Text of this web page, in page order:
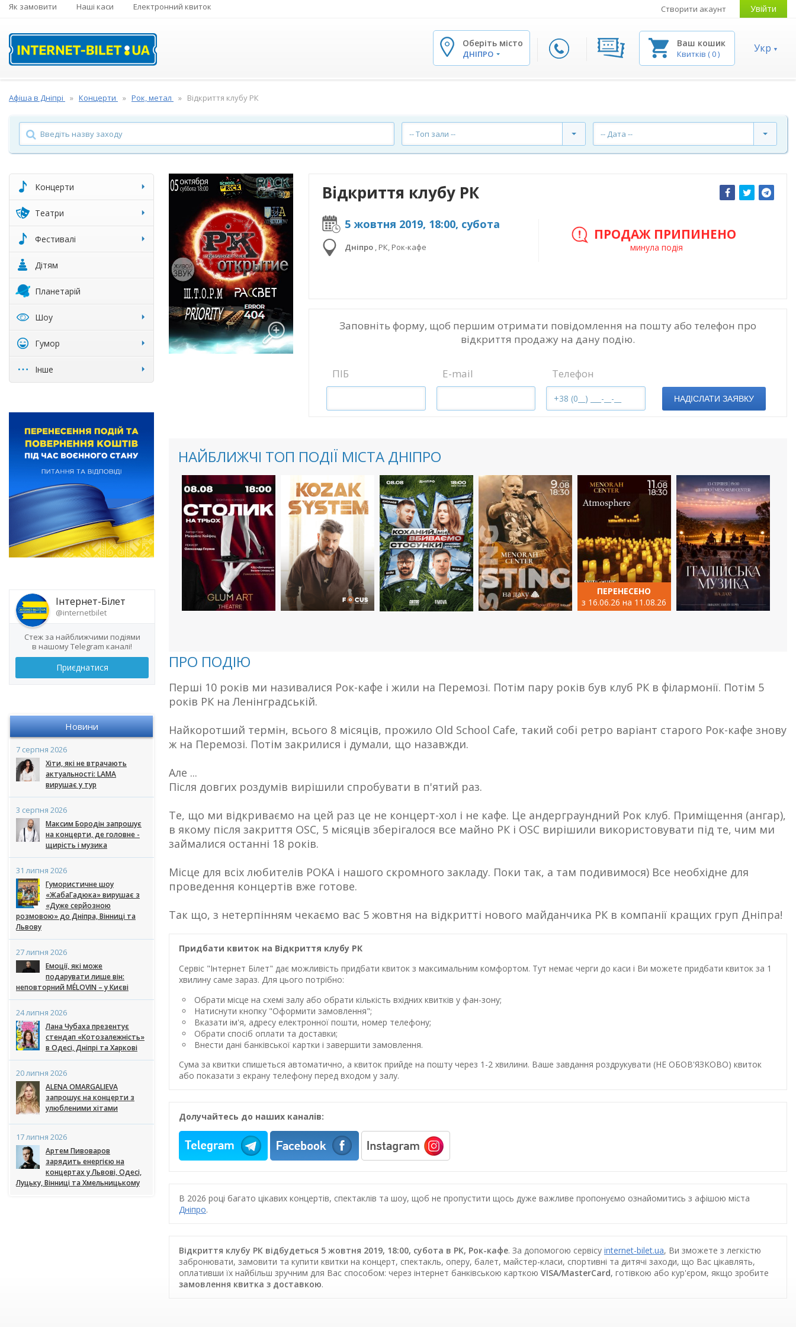
Як замовити Наші каси Електронний квиток Створити акаунт Увійти
Оберіть місто
ДНІПРО
Ваш кошик
Квитків (0) Укр
Афіша в Дніпрі Концерти Рок, метал Відкриття клубу РК
-- Топ зали -- -- Дата --
Концерти
Театри
Фестивалі
Дітям
Планетарій
Шоу
Гумор
Інше
Інтернет-Білет
@internetbilet
Стеж за найближчими подіями
в нашому Telegram каналі!
Приєднатися
Новини
7 серпня 2026
Хіти, які не втрачають
актуальності: LAMA
вирушає у тур
3 серпня 2026
Максим Бородін запрошує
на концерти, де головне -
щирість і музика
31 липня 2026
Гумористичне шоу
«ЖабаГадюка» вирушає з
«Дуже серйозною
розмовою» до Дніпра, Вінниці та
Львову
27 липня 2026
Емоції, які може
подарувати лише він:
неповторний MÉLOVIN – у Києві
24 липня 2026
Лана Чубаха презентує
стендап «Котозалежність»
в Одесі, Дніпрі та Харкові
20 липня 2026
ALENA OMARGALIEVA
запрошує на концерти з
улюбленими хітами
17 липня 2026
Артем Пивоваров
зарядить енергією на
концертах у Львові, Одесі,
Луцьку, Вінниці та Хмельницькому
Відкриття клубу РК
5 жовтня 2019, 18:00, субота
Дніпро , РК, Рок-кафе
ПРОДАЖ ПРИПИНЕНО
минула подія
Заповніть форму, щоб першим отримати повідомлення на пошту або телефон про
відкриття продажу на дану подію.
ПІБ E-mail Телефон
НАДІСЛАТИ ЗАЯВКУ
НАЙБЛИЖЧІ ТОП ПОДІЇ МІСТА ДНІПРО
ПЕРЕНЕСЕНО
з 16.06.26 на 11.08.26
ПРО ПОДІЮ
Перші 10 років ми називалися Рок-кафе і жили на Перемозі. Потім пару років був клуб РК в філармонії. Потім 5
років РК на Ленінградській.
Найкоротший термін, всього 8 місяців, прожило Old School Cafe, такий собі ретро варіант старого Рок-кафе знову
ж на Перемозі. Потім закрилися і думали, що назавжди.
Але ...
Після довгих роздумів вирішили спробувати в п'ятий раз.
Те, що ми відкриваємо на цей раз це не концерт-хол і не кафе. Це андерграундний Рок клуб. Приміщення (ангар),
в якому після закриття OSC, 5 місяців зберігалося все майно РК і OSC вирішили використовувати під те, чим ми
займалися останні 18 років.
Місце для всіх любителів РОКА і нашого скромного закладу. Поки так, а там подивимося) Все необхідне для
проведення концертів вже готове.
Так що, з нетерпінням чекаємо вас 5 жовтня на відкритті нового майданчика РК в компанії кращих груп Дніпра!
Придбати квиток на Відкриття клубу РК
Сервіс "Інтернет Білет" дає можливість придбати квиток з максимальним комфортом. Тут немає черги до каси і Ви можете придбати квиток за 1
хвилину саме зараз. Для цього потрібно:
Обрати місце на схемі залу або обрати кількість вхідних квитків у фан-зону;
Натиснути кнопку "Оформити замовлення";
Вказати ім'я, адресу електронної пошти, номер телефону;
Обрати спосіб оплати та доставки;
Внести дані банківської картки і завершити замовлення.
Сума за квитки спишеться автоматично, а квиток прийде на пошту через 1-2 хвилини. Ваше завдання роздрукувати (НЕ ОБОВ'ЯЗКОВО) квиток
або показати з екрану телефону перед входом у залу.
Долучайтесь до наших каналів:
В 2026 році багато цікавих концертів, спектаклів та шоу, щоб не пропустити щось дуже важливе пропонуємо ознайомитись з афішою міста
Дніпро.
Відкриття клубу РК відбудеться 5 жовтня 2019, 18:00, субота в РК, Рок-кафе. За допомогою сервісу internet-bilet.ua, Ви зможете з легкістю
забронювати, замовити та купити квитки на концерт, спектакль, оперу, балет, майстер-класи, спортивні та дитячі заходи, що Вас цікавлять,
оплативши їх найбільш зручним для Вас способом: через інтернет банківською карткою VISA/MasterCard, готівкою або кур'єром, якщо зробите
замовлення квитка з доставкою.